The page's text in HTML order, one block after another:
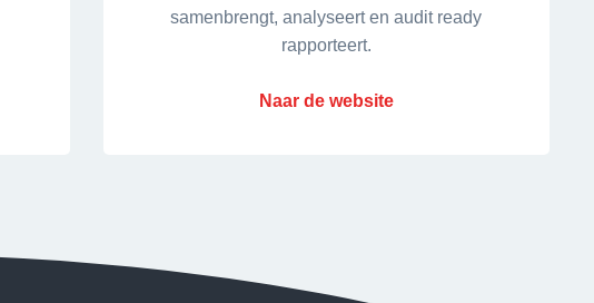
samenbrengt, analyseert en audit ready
rapporteert.
Naar de website